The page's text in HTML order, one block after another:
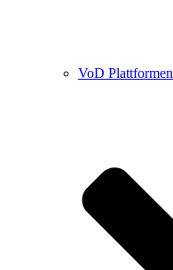
VoD Plattformen